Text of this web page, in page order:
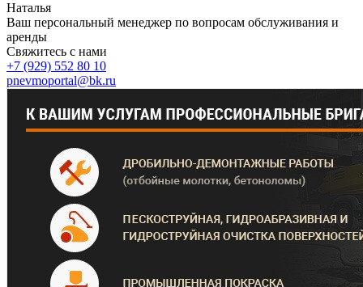
Наталья
Ваш персональный менеджер по вопросам обслуживания и
аренды
Свяжитесь с нами
+7 (929) 552 80 10
pnevmoportal@bk.ru